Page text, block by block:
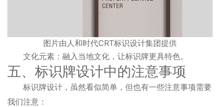
图片由人和时代CRT标识设计集团提供
文化元素：融入当地文化，让标识牌更具特色。
五、标识牌设计中的注意事项
标识牌设计，虽然看似简单，但也有一些注意事项需要
我们注意：